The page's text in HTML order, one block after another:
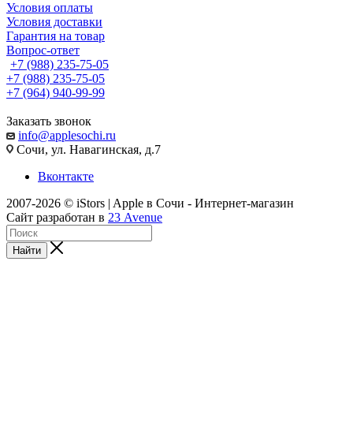
Условия оплаты
Условия доставки
Гарантия на товар
Вопрос-ответ
+7 (988) 235-75-05
+7 (988) 235-75-05
+7 (964) 940-99-99
Заказать звонок
info@applesochi.ru
Сочи, ул. Навагинская, д.7
Вконтакте
2007-2026 © iStors | Apple в Сочи - Интернет-магазин
Сайт разработан в 23 Avenue
Найти